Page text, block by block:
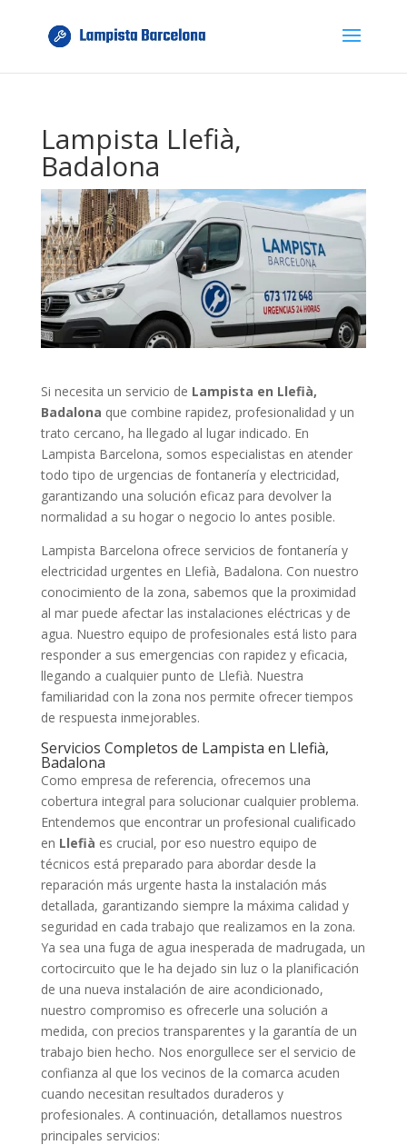
Lampista Llefià,
Badalona
Si necesita un servicio de Lampista en Llefià,
Badalona que combine rapidez, profesionalidad y un
trato cercano, ha llegado al lugar indicado. En
Lampista Barcelona, somos especialistas en atender
todo tipo de urgencias de fontanería y electricidad,
garantizando una solución eficaz para devolver la
normalidad a su hogar o negocio lo antes posible.
Lampista Barcelona ofrece servicios de fontanería y
electricidad urgentes en Llefià, Badalona. Con nuestro
conocimiento de la zona, sabemos que la proximidad
al mar puede afectar las instalaciones eléctricas y de
agua. Nuestro equipo de profesionales está listo para
responder a sus emergencias con rapidez y eficacia,
llegando a cualquier punto de Llefià. Nuestra
familiaridad con la zona nos permite ofrecer tiempos
de respuesta inmejorables.
Servicios Completos de Lampista en Llefià,
Badalona
Como empresa de referencia, ofrecemos una
cobertura integral para solucionar cualquier problema.
Entendemos que encontrar un profesional cualificado
en Llefià es crucial, por eso nuestro equipo de
técnicos está preparado para abordar desde la
reparación más urgente hasta la instalación más
detallada, garantizando siempre la máxima calidad y
seguridad en cada trabajo que realizamos en la zona.
Ya sea una fuga de agua inesperada de madrugada, un
cortocircuito que le ha dejado sin luz o la planificación
de una nueva instalación de aire acondicionado,
nuestro compromiso es ofrecerle una solución a
medida, con precios transparentes y la garantía de un
trabajo bien hecho. Nos enorgullece ser el servicio de
confianza al que los vecinos de la comarca acuden
cuando necesitan resultados duraderos y
profesionales. A continuación, detallamos nuestros
principales servicios: